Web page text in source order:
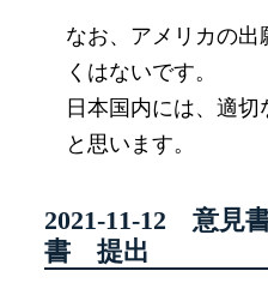
なお、アメリカの出
くはないです。
日本国内には、適
と思います。
2021-11-12 意見
書 提出